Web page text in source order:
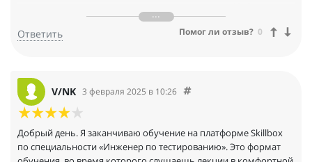
собрана реально для обучения, а не просто для галочки. Буду и
дальше обучаться в этой школе.
Ответить Помог ли отзыв? 0
V/NK 3 февраля 2025 в 10:26
Добрый день. Я заканчиваю обучение на платформе Skillbox
по специальности «Инженер по тестированию». Это формат